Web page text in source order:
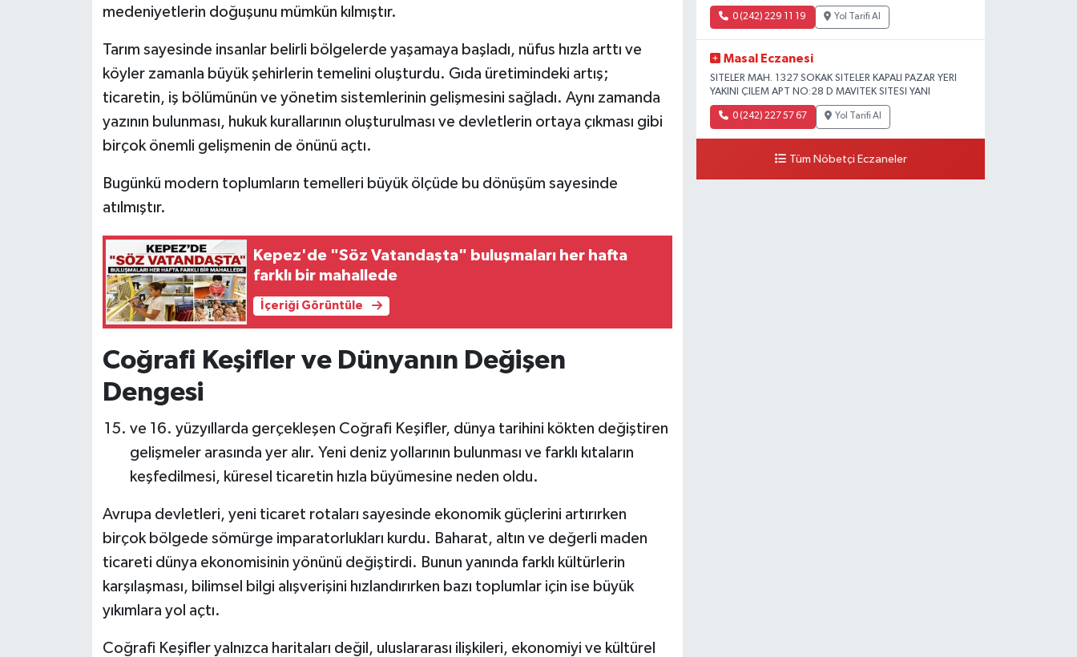
medeniyetlerin doğuşunu mümkün kılmıştır.
Tarım sayesinde insanlar belirli bölgelerde yaşamaya başladı, nüfus hızla arttı ve
köyler zamanla büyük şehirlerin temelini oluşturdu. Gıda üretimindeki artış;
ticaretin, iş bölümünün ve yönetim sistemlerinin gelişmesini sağladı. Aynı zamanda
yazının bulunması, hukuk kurallarının oluşturulması ve devletlerin ortaya çıkması gibi
birçok önemli gelişmenin de önünü açtı.
Bugünkü modern toplumların temelleri büyük ölçüde bu dönüşüm sayesinde
atılmıştır.
Kepez'de "Söz Vatandaşta" buluşmaları her hafta
farklı bir mahallede
İçeriği Görüntüle
Coğrafi Keşifler ve Dünyanın Değişen
Dengesi
ve 16. yüzyıllarda gerçekleşen Coğrafi Keşifler, dünya tarihini kökten değiştiren
gelişmeler arasında yer alır. Yeni deniz yollarının bulunması ve farklı kıtaların
keşfedilmesi, küresel ticaretin hızla büyümesine neden oldu.
Avrupa devletleri, yeni ticaret rotaları sayesinde ekonomik güçlerini artırırken
birçok bölgede sömürge imparatorlukları kurdu. Baharat, altın ve değerli maden
ticareti dünya ekonomisinin yönünü değiştirdi. Bunun yanında farklı kültürlerin
karşılaşması, bilimsel bilgi alışverişini hızlandırırken bazı toplumlar için ise büyük
yıkımlara yol açtı.
Coğrafi Keşifler yalnızca haritaları değil, uluslararası ilişkileri, ekonomiyi ve kültürel
0 (242) 229 11 19 Yol Tarifi Al
Masal Eczanesi
SITELER MAH. 1327 SOKAK SITELER KAPALI PAZAR YERI
YAKINI ÇILEM APT NO:28 D MAVITEK SITESI YANI
0 (242) 227 57 67 Yol Tarifi Al
Tüm Nöbetçi Eczaneler